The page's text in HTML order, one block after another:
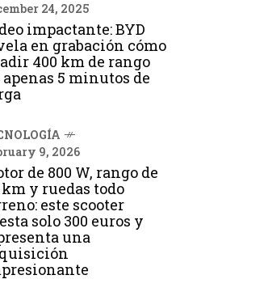
24, 2025
impactante: BYD
en grabación cómo
400 km de rango
apenas 5 minutos de
9, 2026
de 800 W, rango de
km y ruedas todo
este scooter
solo 300 euros y
una